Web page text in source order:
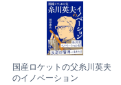
国産ロケットの父糸川英夫
のイノベーション